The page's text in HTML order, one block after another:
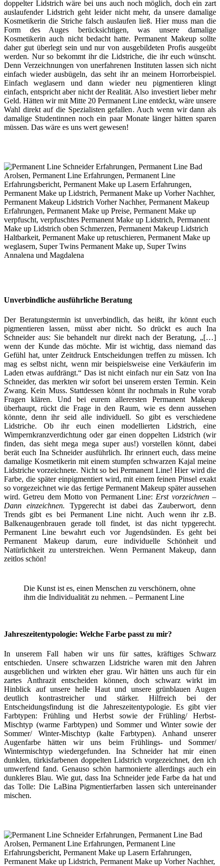
doppelter Lidstrich wäre bei uns auch noch möglich, doch ein zart
auslaufender Lidstrich geht leider nicht mehr, da unsere damalige
Kosmetikerin die Striche falsch auslaufen ließ. Hier muss man die
Form des Auges berücksichtigen, was unsere damalige
Kosmetikerin auch nicht bedacht hatte. Permanent Makeup sollte
daher gut überlegt sein und nur von ausgebildeten Profis ausgeübt
werden. Nur so bekommt ihr die Lidstriche, die ihr euch wünscht.
Denn Verzeichnungen von unerfahrenen Instituten lassen sich nicht
einfach wieder ausbügeln, das seht ihr an meinem Horrorbeispiel.
Einfach weglasern und dann wieder neu pigmentieren klingt
einfach, entspricht aber nicht der Realität. Also investiert lieber mehr
Geld. Hätten wir mit Mitte 20 Permanent Line entdeckt, wäre unsere
Wahl direkt auf die Spezialisten gefallen. Auch wenn wir dann als
damalige Studentinnen noch ein paar Monate länger hätten sparen
müssen. Das wäre es uns wert gewesen!
Unverbindliche ausführliche Beratung
Der Beratungstermin ist unverbindlich, das heißt, ihr könnt euch
pigmentieren lassen, müsst aber nicht. So drückt es auch Ina
Schneider aus: Sie behandelt nur direkt nach der Beratung, „[…]
wenn der Kunde das möchte. Mir ist wichtig, dass niemand das
Gefühl hat, unter Zeitdruck Entscheidungen treffen zu müssen. Ich
mag es selbst nicht, wenn mir beispielsweise eine Verkäuferin im
Laden etwas aufdrängt.“ Das ist nicht einfach nur ein Satz von Ina
Schneider, das merkten wir sofort bei unserem ersten Termin. Kein
Zwang. Kein Muss. Stattdessen könnt ihr nochmals in Ruhe vorab
Fragen klären. Und bei eurem allerersten Permanent Makeup
überhaupt, rückt die Frage in den Raum, wie es denn aussehen
könnte, denn ihr seid alle individuell. So gibt es verschiedene
Lidstriche. Ob ihr euch einen modellierten Lidstrich, eine
Wimpernkranzverdichtung oder gar einen doppelten Lidstrich (wir
finden, das sieht mega mega super aus!) vorstellen könnt, dabei
berät euch Ina Schneider ausführlich. Ihr erinnert euch, dass meine
damalige Kosmetikerin mit einem stumpfen schwarzen Kajal meine
Lidstriche vorzeichnete. Nicht so bei Permanent Line! Hier wird die
Farbe, die später einpigmentiert wird, mit einem feinen Pinsel exakt
so vorgezeichnet wie das fertige Permanent Makeup später aussehen
wird. Getreu dem Motto von Permanent Line: Erst vorzeichnen –
Dann einzeichnen. Typgerecht ist dabei das Zauberwort, denn
Trends gibt es bei Permanent Line nicht. Auch wenn ihr z.B.
Balkenaugenbrauen gerade toll findet, ist das nicht typgerecht.
Permanent Line bewahrt euch vor Jugendsünden. Es geht bei
Permanent Makeup darum, eure individuelle Schönheit und
Natürlichkeit zu unterstreichen. Wenn Permanent Makeup, dann
zeitlos schön!
Die Kunst ist es, einen Menschen zu verschönern, ohne
ihm die Individualität zu nehmen. – Permanent Line
Jahreszeitentypologie: Welche Farbe passt zu mir?
In unserem Fall haben wir uns für sattes, kräftiges Schwarz
entschieden. Unsere schwarzen Lidstriche waren mit den Jahren
ausgeblichen und wirkten eher grau. Wir hätten uns auch für ein
zartes Anthrazit entscheiden können, doch schwarz wirkt im
Hinblick auf unsere helle Haut und unsere grünblauen Augen
deutlich kontrastreicher und stärker. Hilfreich bei der
Entscheidungsfindung ist die Jahreszeitentypologie. Es gibt vier
Farbtypen: Frühling und Herbst sowie der Frühling/ Herbst-
Mischtyp (warme Farbtypen) und Sommer und Winter sowie der
Sommer/ Winter-Mischtyp (kalte Farbtypen). Anhand unserer
Augenfarbe hätten wir uns beim Frühlings- und Sommer/
Wintermischtyp wiedergefunden. Ina Schneider hat mir einen
dunklen, türkisfarbenen doppelten Lidstrich vorgezeichnet, den ich
umwerfend fand. Genauso schön harmonierte allerdings auch ein
dunkleres Blau. Wie gut, dass Ina Schneider jede Farbe da hat und
das Tolle: Die LaBina Pigmentierfarben lassen sich untereinander
mischen.